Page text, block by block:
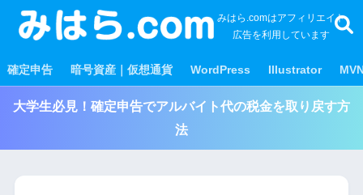
みはら.comはアフィリエイト
広告を利用しています
確定申告 暗号資産｜仮想通貨 WordPress Illustrator
大学生必見！確定申告でアルバイト代の税金を取り戻す方
法